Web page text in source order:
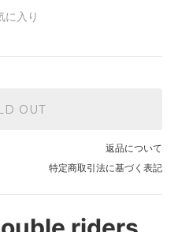
に入り
OUT
返品について
特定商取引法に基づく表記